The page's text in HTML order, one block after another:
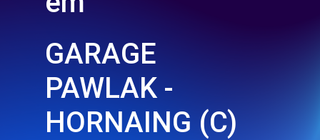
GARAGE
PAWLAK -
HORNAING (C)